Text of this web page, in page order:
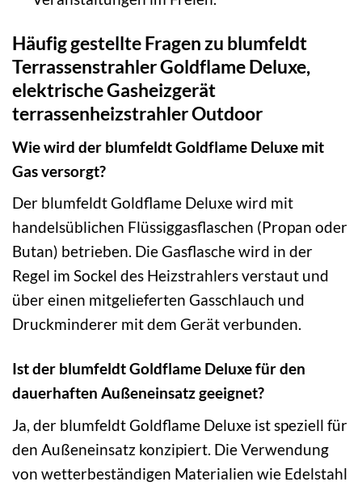
Häufig gestellte Fragen zu blumfeldt
Terrassenstrahler Goldflame Deluxe,
elektrische Gasheizgerät
terrassenheizstrahler Outdoor
Wie wird der blumfeldt Goldflame Deluxe mit
Gas versorgt?
Der blumfeldt Goldflame Deluxe wird mit
handelsüblichen Flüssiggasflaschen (Propan oder
Butan) betrieben. Die Gasflasche wird in der
Regel im Sockel des Heizstrahlers verstaut und
über einen mitgelieferten Gasschlauch und
Druckminderer mit dem Gerät verbunden.
Ist der blumfeldt Goldflame Deluxe für den
dauerhaften Außeneinsatz geeignet?
Ja, der blumfeldt Goldflame Deluxe ist speziell für
den Außeneinsatz konzipiert. Die Verwendung
von wetterbeständigen Materialien wie Edelstahl